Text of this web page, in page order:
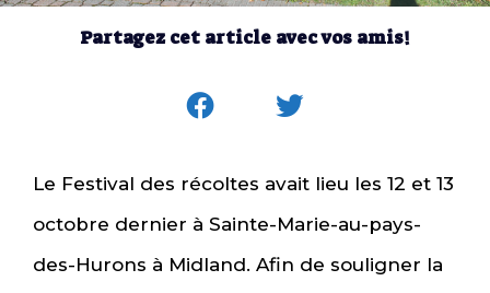
Partagez cet article avec vos amis!
Le Festival des récoltes avait lieu les 12 et 13
octobre dernier à Sainte-Marie-au-pays-
des-Hurons à Midland. Afin de souligner la